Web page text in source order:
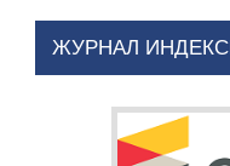
ЖУРНАЛ